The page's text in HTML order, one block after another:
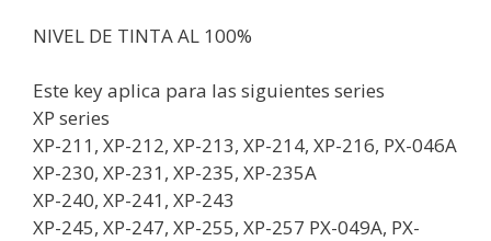
NIVEL DE TINTA AL 100%
Este key aplica para las siguientes series
XP series
XP-211, XP-212, XP-213, XP-214, XP-216, PX-046A
XP-230, XP-231, XP-235, XP-235A
XP-240, XP-241, XP-243
XP-245, XP-247, XP-255, XP-257 PX-049A, PX-